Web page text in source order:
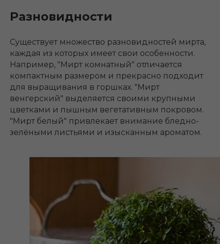
Разновидности
Существует множество разновидностей мирта,
каждая из которых имеет свои особенности.
Например, "Мирт комнатный" отличается
компактным размером и прекрасно подходит
для выращивания в горшках. "Мирт
венгерский" выделяется своими крупными
цветками и пышным вегетативным покровом.
"Мирт белый" привлекает внимание бледно-
зелёными листьями и изысканным ароматом.